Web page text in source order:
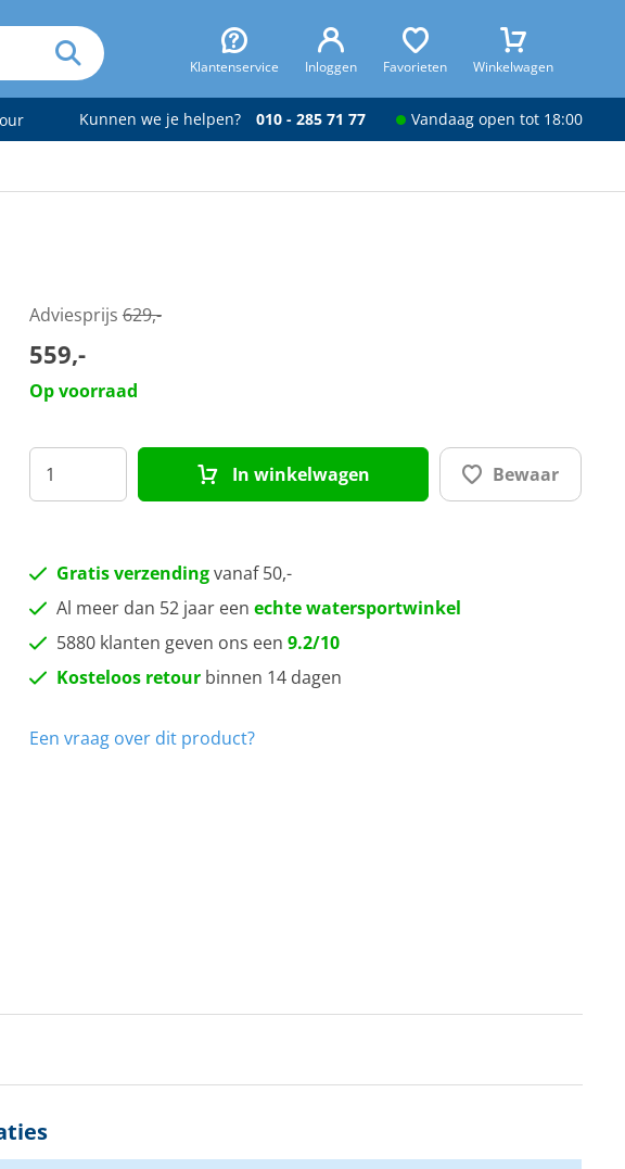
Klantenservice Inloggen Favorieten Winkelwagen
Kunnen we je helpen? 010 - 285 71 77 Vandaag open tot 18:00
Adviesprijs629,-
559,-
Op voorraad
In winkelwagen Bewaar
Gratis verzendingvanaf 50,-
Al meer dan 52 jaar een echte watersportwinkel
5880 klanten geven ons een 9.2/10
Kosteloos retourbinnen 14 dagen
Een vraag over dit product?